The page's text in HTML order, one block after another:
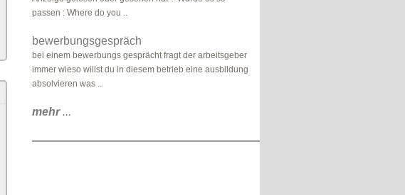
passen : Where do you ..
bewerbungsgespräch
bei einem bewerbungs gesprächt fragt der arbeitsgeber
immer wieso willst du in diesem betrieb eine ausbildung
absolvieren was ..
mehr...